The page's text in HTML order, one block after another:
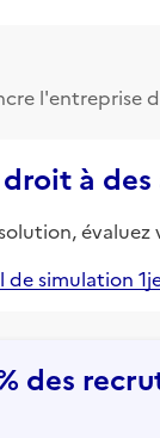
l'entreprise
à
de simulation
des